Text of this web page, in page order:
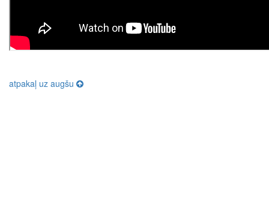
atpakaļ uz augšu